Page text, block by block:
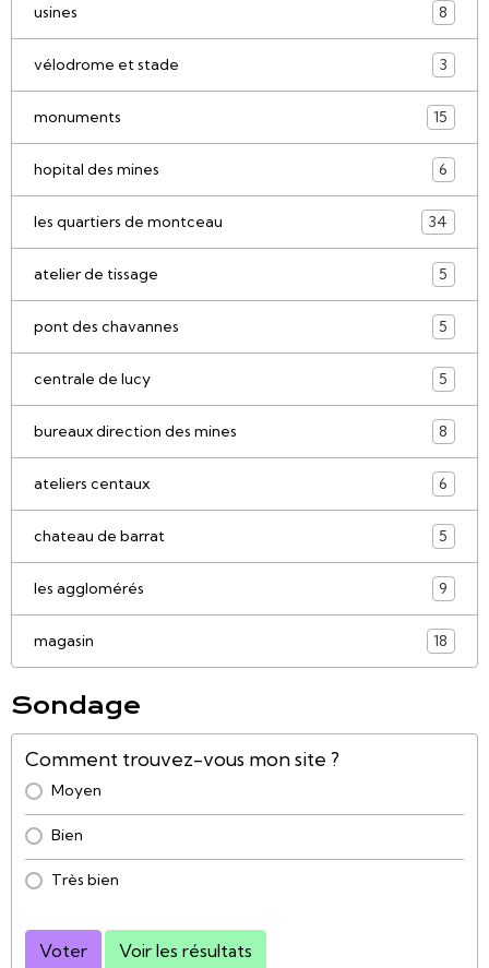
usines 8
vélodrome et stade 3
monuments 15
hopital des mines 6
les quartiers de montceau 34
atelier de tissage 5
pont des chavannes 5
centrale de lucy 5
bureaux direction des mines 8
ateliers centaux 6
chateau de barrat 5
les agglomérés 9
magasin 18
Sondage
Comment trouvez-vous mon site ?
Moyen
Bien
Très bien
Voter Voir les résultats